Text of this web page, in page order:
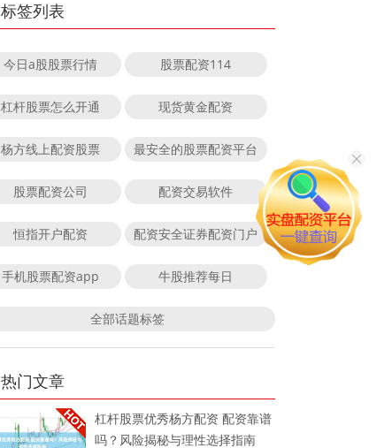
标签列表
今日a股股票行情 股票配资114
杠杆股票怎么开通 现货黄金配资
杨方线上配资股票 最安全的股票配资平台
股票配资公司 配资交易软件
恒指开户配资 配资安全证券配资门户
手机股票配资app 牛股推荐每日
全部话题标签
热门文章
杠杆股票优秀杨方配资 配资靠谱
吗？风险揭秘与理性选择指南